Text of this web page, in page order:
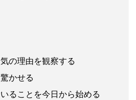
の理由を観察する
かせる
ることを今日から始める